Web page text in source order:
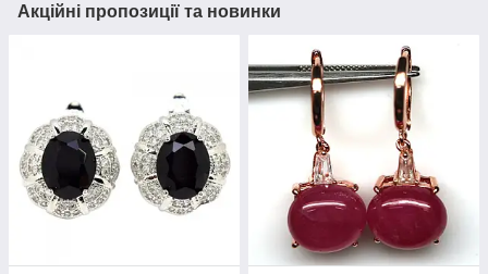
Акційні пропозиції та новинки